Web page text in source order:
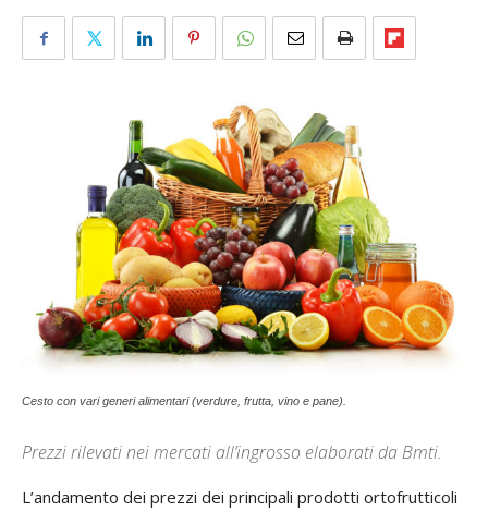
Cesto con vari generi alimentari (verdure, frutta, vino e pane).
Prezzi rilevati nei mercati all’ingrosso elaborati da Bmti.
L’andamento dei prezzi dei principali prodotti ortofrutticoli